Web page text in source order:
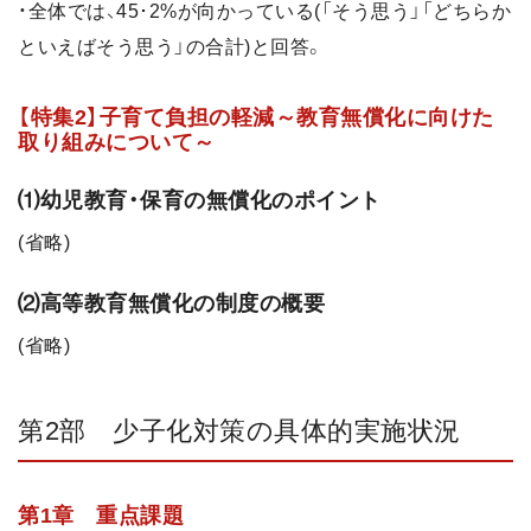
・全体では、45･2%が向かっている(「そう思う」「どちらか
といえばそう思う」の合計)と回答。
【特集2】子育て負担の軽減～教育無償化に向けた
取り組みについて～
⑴幼児教育・保育の無償化のポイント
(省略)
⑵高等教育無償化の制度の概要
(省略)
第2部 少子化対策の具体的実施状況
第1章 重点課題